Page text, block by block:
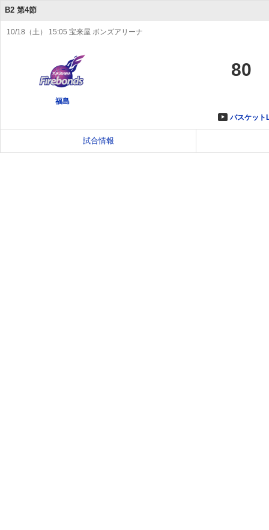
B2 第4節
10/18（土） 15:05 宝来屋 ボンズアリーナ
福島
80
バスケット
試合情報